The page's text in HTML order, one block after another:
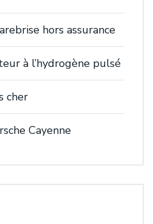
hors assurance
à l’hydrogène pulsé
cher
Cayenne